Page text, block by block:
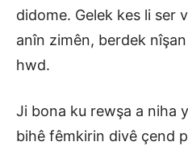
didome. Gelek kes li ser
anîn zimên, berdek
hwd.
Ji bona ku rewşa a niha
bihê fêmkirin divê çend